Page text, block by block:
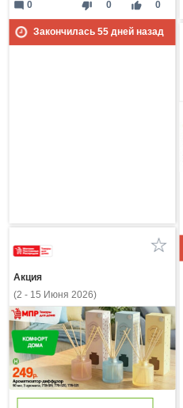
thumb_down 0 thumb_up 0
mode_comment 0
Закончилась 55дней назад
Акция
(2 - 15 Июня 2026)